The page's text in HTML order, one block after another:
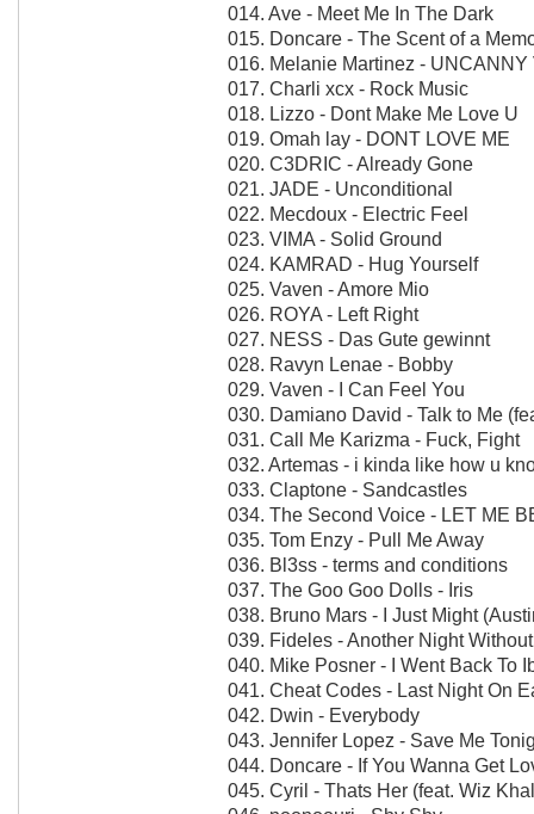
014. Ave - Meet Me In The Dark
015. Doncare - The Scent of a
016. Melanie Martinez - UNCANNY
017. Charli xcx - Rock Music
018. Lizzo - Dont Make Me Love U
019. Omah lay - DONT LOVE ME
020. C3DRIC - Already Gone
021. JADE - Unconditional
022. Mecdoux - Electric Feel
023. VIMA - Solid Ground
024. KAMRAD - Hug Yourself
025. Vaven - Amore Mio
026. ROYA - Left Right
027. NESS - Das Gute gewinnt
028. Ravyn Lenae - Bobby
029. Vaven - I Can Feel You
030. Damiano David - Talk to Me
031. Call Me Karizma - Fuck, Fight
032. Artemas - i kinda like how u
033. Claptone - Sandcastles
034. The Second Voice - LET ME
035. Tom Enzy - Pull Me Away
036. Bl3ss - terms and conditions
037. The Goo Goo Dolls - Iris
038. Bruno Mars - I Just Might
039. Fideles - Another Night
040. Mike Posner - I Went Back To
041. Cheat Codes - Last Night On
042. Dwin - Everybody
043. Jennifer Lopez - Save Me
044. Doncare - If You Wanna Get
045. Cyril - Thats Her (feat. Wiz